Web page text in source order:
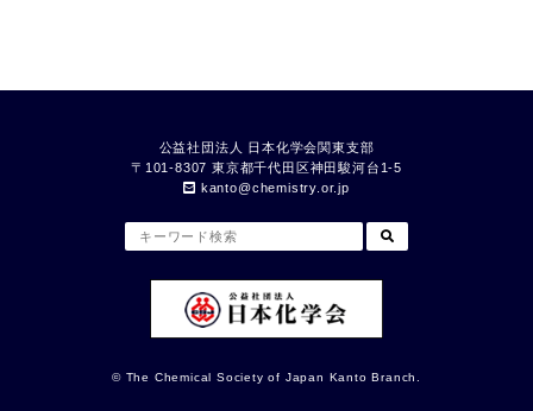
公益社団法人 日本化学会関東支部
〒101-8307 東京都千代⽥区神⽥駿河台1-5
kanto
chemistry.or.jp
© The Chemical Society of Japan Kanto Branch.